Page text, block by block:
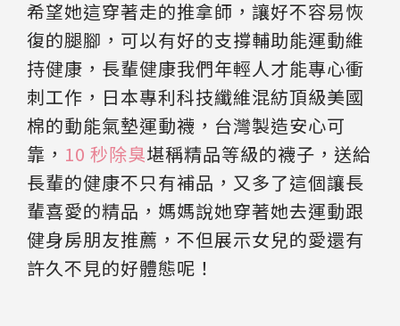
希望她這穿著走的推拿師，讓好不容易恢
復的腿腳，可以有好的支撐輔助能運動維
持健康，長輩健康我們年輕人才能專心衝
刺工作，日本專利科技纖維混紡頂級美國
棉的動能氣墊運動襪，台灣製造安心可
靠， 10 秒除臭堪稱精品等級的襪子，送給
長輩的健康不只有補品，又多了這個讓長
輩喜愛的精品，媽媽說她穿著她去運動跟
健身房朋友推薦，不但展示女兒的愛還有
許久不見的好體態呢！